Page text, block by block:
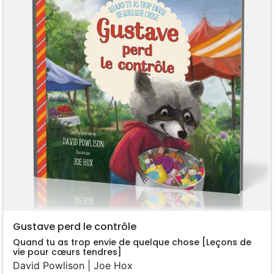
Gustave perd le contrôle
Quand tu as trop envie de quelque chose [Leçons de
vie pour cœurs tendres]
David Powlison | Joe Hox